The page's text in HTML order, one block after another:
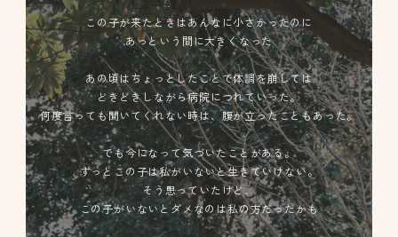
この子が来たときはあんなに小さかったのに
あっという間に大きくなった
あの頃はちょっとしたことで体調を崩しては
どきどきしながら病院につれていった。
何度言っても聞いてくれない時は、腹が立ったこともあった。
でも今になって気づいたことがある。
ずっとこの子は私がいないと生きていけない。
そう思っていたけど、
この子がいないとダメなのは私の方だったかも